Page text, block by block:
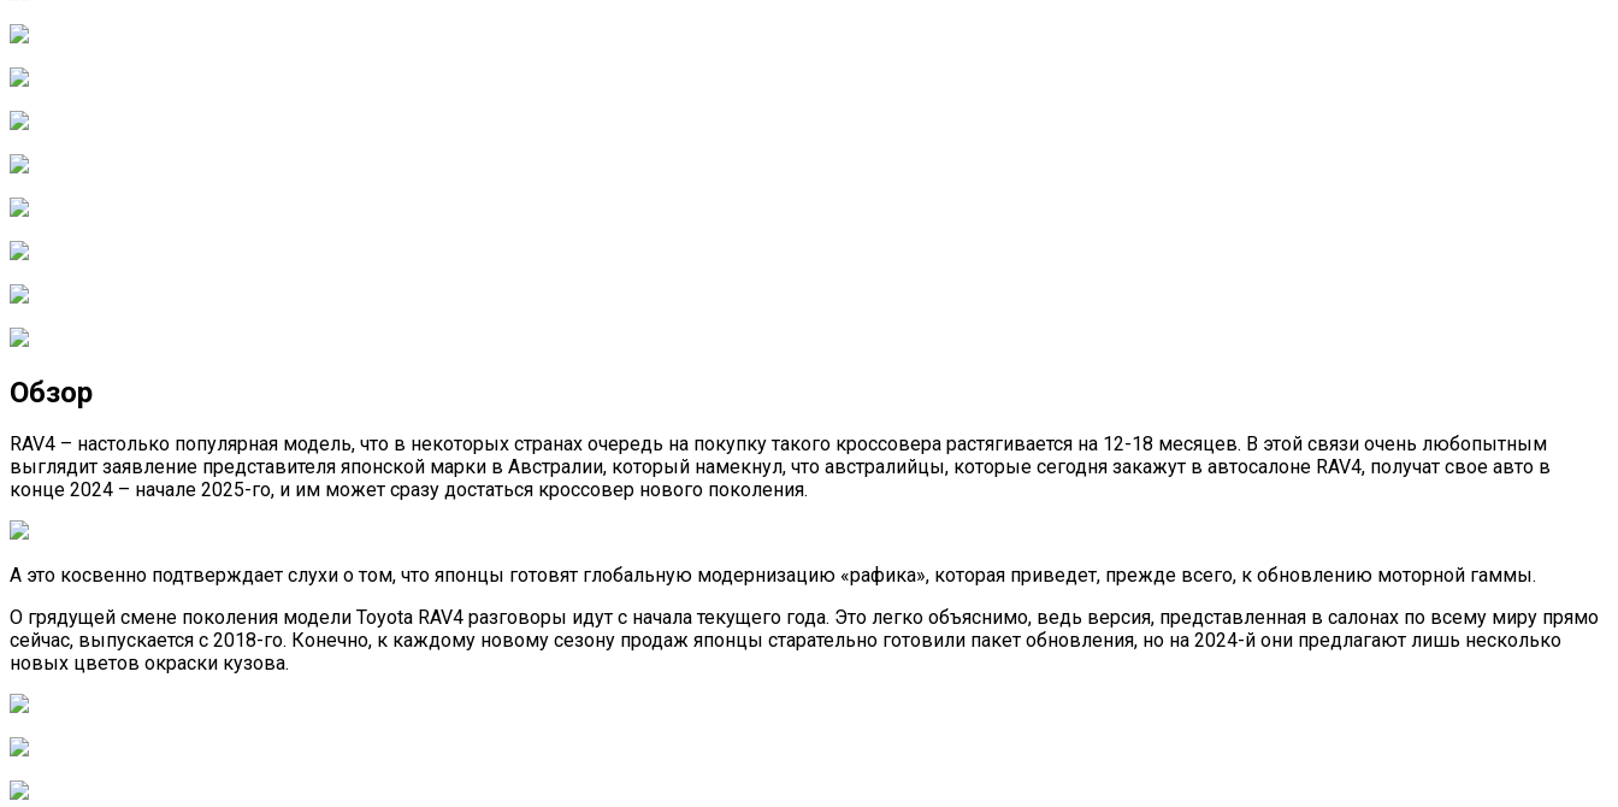
Обзор
RAV4 – настолько популярная модель, что в некоторых странах очередь на покупку такого кроссовера растягивается на 12-18 месяцев. В этой связи очень любопытным
выглядит заявление представителя японской марки в Австралии, который намекнул, что австралийцы, которые сегодня закажут в автосалоне RAV4, получат свое авто в
конце 2024 – начале 2025-го, и им может сразу достаться кроссовер нового поколения.
А это косвенно подтверждает слухи о том, что японцы готовят глобальную модернизацию «рафика», которая приведет, прежде всего, к обновлению моторной гаммы.
О грядущей смене поколения модели Toyota RAV4 разговоры идут с начала текущего года. Это легко объяснимо, ведь версия, представленная в салонах по всему миру прямо
сейчас, выпускается с 2018-го. Конечно, к каждому новому сезону продаж японцы старательно готовили пакет обновления, но на 2024-й они предлагают лишь несколько
новых цветов окраски кузова.